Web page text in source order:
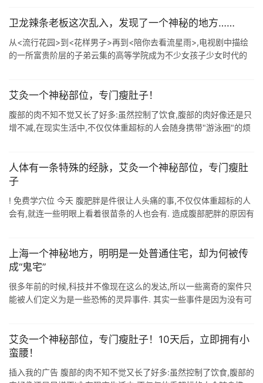
卫龙辣条老板这次乱入，发现了一个神秘的地方……
从<流行花园>到<花样男子>再到<陪你去看流星雨>,电视剧中描绘
的一所富贵阶层的子弟云集的高等学院成为不少女孩子少女时代的
艾灸一个神秘部位，专门瘦肚子！
腹部的肉不知不觉又长了好多:虽然控制了饮食,腹部的肉好像还是只
增不减,在现实生活中,不仅仅体重超标的人会随身携带"游泳圈"的烦
人体有一条特殊的经脉，艾灸一个神秘部位，专门瘦肚
子
! 免费学穴位 今天 腹肥胖是件很让人头痛的事,不仅仅体重超标的人
会有,就连一些明眼上看着很苗条的人也会有. 造成腹部肥胖的原因有
上海一个神秘地方，明明是一处普通住宅，却为何被传
成“鬼宅”
很多年前的时候,科技并不像现在这么的发达,所以一些离奇的案件只
能被人们定义为是一些恐怖的灵异事件. 其实一些事件是因为没有可
艾灸一个神秘部位，专门瘦肚子！10天后，立即拥有小
蛮腰！
插入我的广告 腹部的肉不知不觉又长了好多:虽然控制了饮食,腹部的